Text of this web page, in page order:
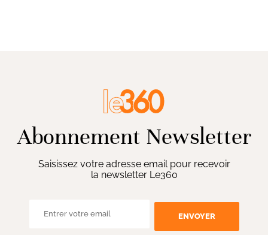
Abonnement Newsletter
Saisissez votre adresse email pour recevoir
la newsletter Le360
ENVOYER